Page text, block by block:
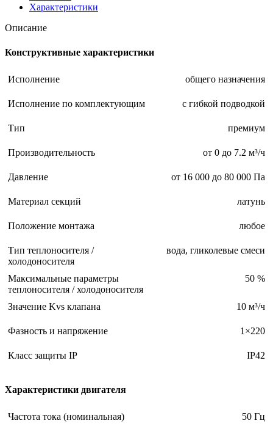
Характеристики
Описание
Конструктивные характеристики
Исполнение общего назначения
Исполнение по комплектующим с гибкой подводкой
Тип премиум
Производительность от 0 до 7.2 м³/ч
Давление от 16 000 до 80 000 Па
Материал секций латунь
Положение монтажа любое
Тип теплоносителя /
холодоносителя
вода, гликолевые смеси
Максимальные параметры
теплоносителя / холодоносителя
50 %
Значение Kvs клапана 10 м³/ч
Фазность и напряжение 1×220
Класс защиты IP IP42
Характеристики двигателя
Частота тока (номинальная) 50 Гц